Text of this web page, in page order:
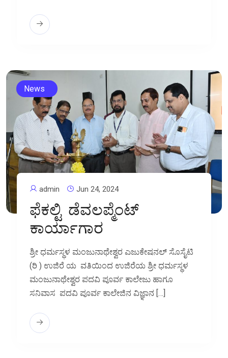
News
admin Jun 24, 2024
ಫೆಕಲ್ಟಿ ಡೆವಲಪ್ಮೆಂಟ್
ಕಾರ್ಯಾಗಾರ
ಶ್ರೀ ಧರ್ಮಸ್ಥಳ ಮಂಜುನಾಥೇಶ್ವರ ಎಜುಕೇಷನಲ್‌ ಸೊಸೈಟಿ
(ರಿ ) ಉಜಿರೆ ಯ ವತಿಯಿಂದ ಉಜಿರೆಯ ಶ್ರೀ ಧರ್ಮಸ್ಥಳ
ಮಂಜುನಾಥೇಶ್ವರ ಪದವಿ ಪೂರ್ವ ಕಾಲೇಜು ಹಾಗೂ
ಸನಿವಾಸ ಪದವಿ ಪೂರ್ವ ಕಾಲೇಜಿನ ವಿಜ್ಞಾನ […]